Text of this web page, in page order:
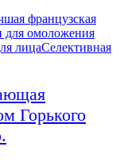
французская
для омоложения
лицаСелективная
Горького